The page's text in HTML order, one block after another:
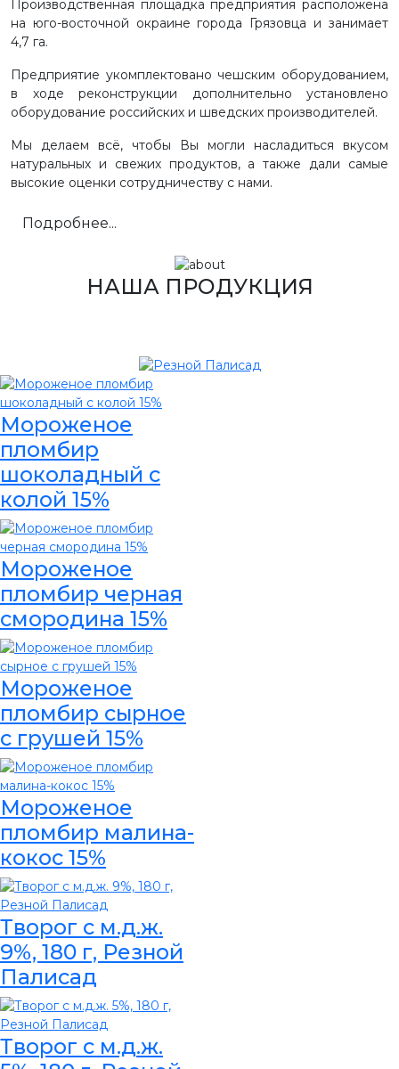
Производственная площадка предприятия расположена
на юго-восточной окраине города Грязовца и занимает
4,7 га.
Предприятие укомплектовано чешским оборудованием,
в ходе реконструкции дополнительно установлено
оборудование российских и шведских производителей.
Мы делаем всё, чтобы Вы могли насладиться вкусом
натуральных и свежих продуктов, а также дали самые
высокие оценки сотрудничеству с нами.
Подробнее...
НАША ПРОДУКЦИЯ
Мороженое
пломбир
шоколадный с
колой 15%
Мороженое
пломбир черная
смородина 15%
Мороженое
пломбир сырное
с грушей 15%
Мороженое
пломбир малина-
кокос 15%
Творог с м.д.ж.
9%, 180 г, Резной
Палисад
Творог с м.д.ж.